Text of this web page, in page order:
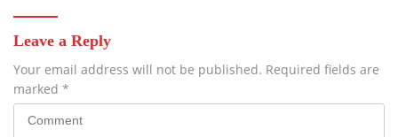
Leave a Reply
Your email address will not be published. Required fields are
marked *